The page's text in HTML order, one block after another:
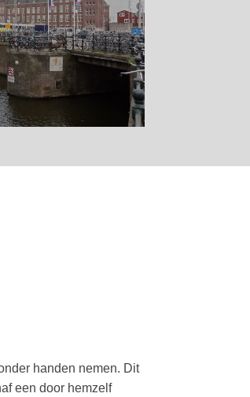
handen nemen. Dit
een door hemzelf